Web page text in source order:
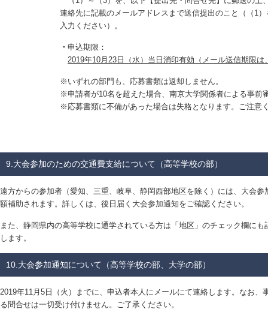
連絡先に記載のメールアドレスまで送信提出のこと（（1
入力ください）。
・ 申込期限：
2019年10月23日（水）当日消印有効（メール送信期限は
※いずれの部門も、応募書類は返却しません。
※申請者が10名を超えた場合、南京大学関係者による事前
※応募書類に不備があった場合は失格となります。ご注意
9.大会参加のための交通費支給について（高等学校の部）
遠方からの参加者（愛知、三重、岐阜、静岡西部地区を除く）には、大会
額補助されます。詳しくは、後日届く大会参加通知をご確認ください。
また、静岡県内の高等学校に通学されている方は「地区」のチェック欄に
します。
10.大会参加通知について（高等学校の部、大学の部）
2019年11月5日（火）までに、申込者本人にメールにて連絡します。なお、
る問合せは一切受け付けません。ご了承ください。